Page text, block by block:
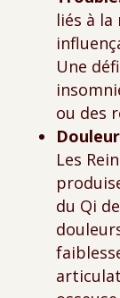
liés à la
Une
ou des
Les
du Qi